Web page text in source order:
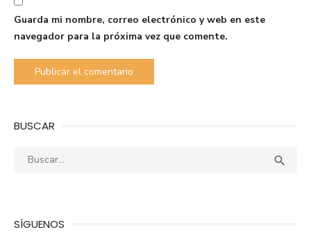
Guarda mi nombre, correo electrónico y web en este
navegador para la próxima vez que comente.
BUSCAR
Buscar: 
SÍGUENOS